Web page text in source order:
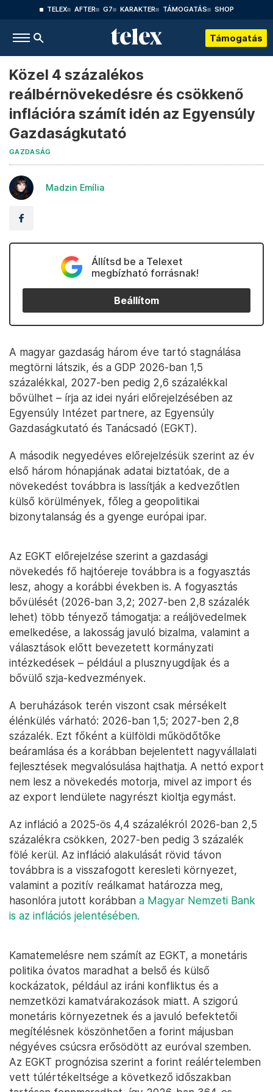
TELEX AFTER G7 KARAKTER TÁMOGATÁS SHOP
Támogatás
Közel 4 százalékos
reálbérnövekedésre és csökkenő
inflációra számít idén az Egyensúly
Gazdaságkutató
GAZDASÁG
Madzin Emília
Állítsd be a Telexet
megbízható forrásnak!
Beállítom
A magyar gazdaság három éve tartó stagnálása
megtörni látszik, és a GDP 2026-ban 1,5
százalékkal, 2027-ben pedig 2,6 százalékkal
bővülhet – írja az idei nyári előrejelzésében az
Egyensúly Intézet partnere, az Egyensúly
Gazdaságkutató és Tanácsadó (EGKT).
A második negyedéves előrejelzésük szerint az év
első három hónapjának adatai biztatóak, de a
növekedést továbbra is lassítják a kedvezőtlen
külső körülmények, főleg a geopolitikai
bizonytalanság és a gyenge európai ipar.
Az EGKT előrejelzése szerint a gazdasági
növekedés fő hajtóereje továbbra is a fogyasztás
lesz, ahogy a korábbi években is. A fogyasztás
bővülését (2026-ban 3,2; 2027-ben 2,8 százalék
lehet) több tényező támogatja: a reáljövedelmek
emelkedése, a lakosság javuló bizalma, valamint a
választások előtt bevezetett kormányzati
intézkedések – például a plusznyugdíjak és a
bővülő szja-kedvezmények.
A beruházások terén viszont csak mérsékelt
élénkülés várható: 2026-ban 1,5; 2027-ben 2,8
százalék. Ezt főként a külföldi működőtőke
beáramlása és a korábban bejelentett nagyvállalati
fejlesztések megvalósulása hajthatja. A nettó export
nem lesz a növekedés motorja, mivel az import és
az export lendülete nagyrészt kioltja egymást.
Az infláció a 2025-ös 4,4 százalékról 2026-ban 2,5
százalékra csökken, 2027-ben pedig 3 százalék
fölé kerül. Az infláció alakulását rövid távon
továbbra is a visszafogott keresleti környezet,
valamint a pozitív reálkamat határozza meg,
hasonlóra jutott korábban a Magyar Nemzeti Bank
is az inflációs jelentésében.
Kamatemelésre nem számít az EGKT, a monetáris
politika óvatos maradhat a belső és külső
kockázatok, például az iráni konfliktus és a
nemzetközi kamatvárakozások miatt. A szigorú
monetáris környezetnek és a javuló befektetői
megítélésnek köszönhetően a forint májusban
négyéves csúcsra erősödött az euróval szemben.
Az EGKT prognózisa szerint a forint reálértelemben
vett túlértékeltsége a következő időszakban